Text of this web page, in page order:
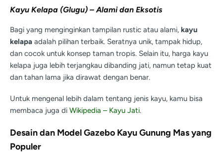
Kayu Kelapa (Glugu) – Alami dan Eksotis
Bagi yang menginginkan tampilan rustic atau alami, kayu
kelapa adalah pilihan terbaik. Seratnya unik, tampak hidup,
dan cocok untuk konsep taman tropis. Selain itu, harga kayu
kelapa juga lebih terjangkau dibanding jati, namun tetap kuat
dan tahan lama jika dirawat dengan benar.
Untuk mengenal lebih dalam tentang jenis kayu, kamu bisa
membaca juga di Wikipedia – Kayu Jati.
Desain dan Model Gazebo Kayu Gunung Mas yang
Populer